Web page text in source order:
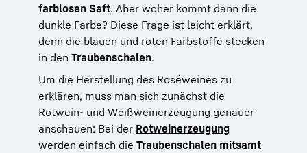
farblosen Saft. Aber woher kommt dann die
dunkle Farbe? Diese Frage ist leicht erklärt,
denn die blauen und roten Farbstoffe stecken
in den Traubenschalen.
Um die Herstellung des Roséweines zu
erklären, muss man sich zunächst die
Rotwein- und Weißweinerzeugung genauer
anschauen: Bei der Rotweinerzeugung
werden einfach die Traubenschalen mitsamt